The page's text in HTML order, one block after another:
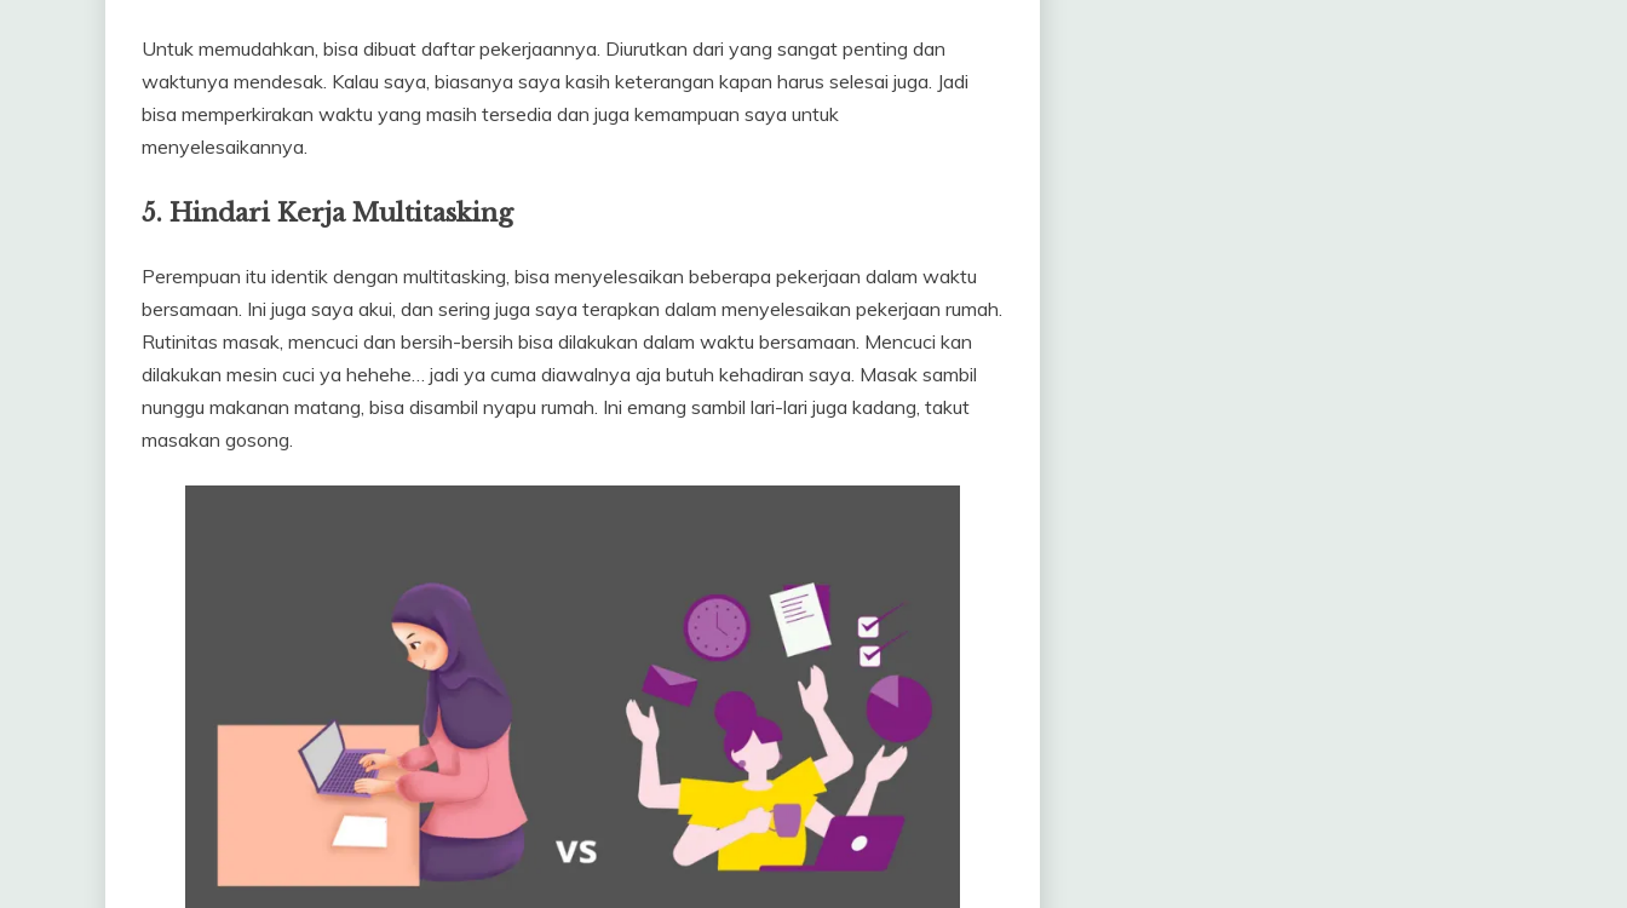
Untuk memudahkan, bisa dibuat daftar pekerjaannya. Diurutkan dari yang sangat penting dan
waktunya mendesak. Kalau saya, biasanya saya kasih keterangan kapan harus selesai juga. Jadi
bisa memperkirakan waktu yang masih tersedia dan juga kemampuan saya untuk
menyelesaikannya.
5. Hindari Kerja Multitasking
Perempuan itu identik dengan multitasking, bisa menyelesaikan beberapa pekerjaan dalam waktu
bersamaan. Ini juga saya akui, dan sering juga saya terapkan dalam menyelesaikan pekerjaan rumah.
Rutinitas masak, mencuci dan bersih-bersih bisa dilakukan dalam waktu bersamaan. Mencuci kan
dilakukan mesin cuci ya hehehe… jadi ya cuma diawalnya aja butuh kehadiran saya. Masak sambil
nunggu makanan matang, bisa disambil nyapu rumah. Ini emang sambil lari-lari juga kadang, takut
masakan gosong.